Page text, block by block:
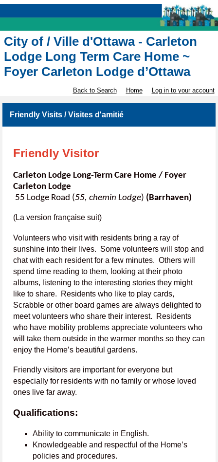
City of / Ville d'Ottawa - Carleton
Lodge Long Term Care Home ~
Foyer Carleton Lodge d’Ottawa
Back to Search Home Log in to your account
Friendly Visits / Visites d'amitié
Friendly Visitor
Carleton Lodge Long-Term Care Home / Foyer
Carleton Lodge
55 Lodge Road (55, chemin Lodge) (Barrhaven)
(La version française suit)
Volunteers who visit with residents bring a ray of
sunshine into their lives. Some volunteers will stop and
chat with each resident for a few minutes. Others will
spend time reading to them, looking at their photo
albums, listening to the interesting stories they might
like to share. Residents who like to play cards,
Scrabble or other board games are always delighted to
meet volunteers who share their interest. Residents
who have mobility problems appreciate volunteers who
will take them outside in the warmer months so they can
enjoy the Home’s beautiful gardens.
Friendly visitors are important for everyone but
especially for residents with no family or whose loved
ones live far away.
Qualifications:
Ability to communicate in English.
Knowledgeable and respectful of the Home’s
policies and procedures.